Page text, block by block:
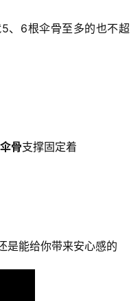
、6根伞骨至多的也不超
骨支撑固定着
是能给你带来安心感的